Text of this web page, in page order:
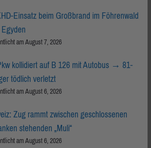
Einsatz beim Großbrand im Föhrenwald
am August 7, 2026
kollidiert auf B 126 mit Autobus → 81-
tödlich verletzt
am August 6, 2026
Zug rammt zwischen geschlossenen
stehenden „Muli“
am August 6, 2026